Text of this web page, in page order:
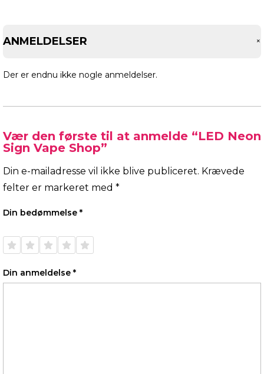
ANMELDELSER +
Der er endnu ikke nogle anmeldelser.
Vær den første til at anmelde “LED Neon
Sign Vape Shop”
Din e-mailadresse vil ikke blive publiceret. Krævede
felter er markeret med *
Din bedømmelse *
Din anmeldelse *